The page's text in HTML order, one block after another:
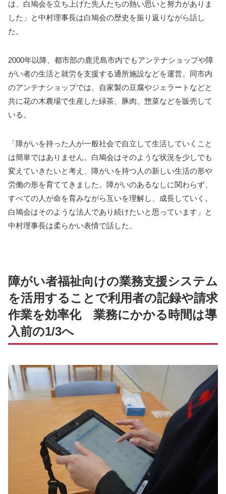
は、白鳩会を立ち上げた先人たちの熱い思いと努力がありま
した」と中村理事長は白鳩会の歴史を振り返りながら話し
た。
2000年以降、都市部の鹿児島市内でもアンテナショップや障
がい者の生活と就労を支援する通所施設などを運営。同市内
のアンテナショップでは、自家製の豆腐やジェラートなどと
共に花の木農場で生産した緑茶、豚肉、惣菜などを販売して
いる。
「障がいを持った人が一般社会で自立して生活していくこと
は簡単ではありません。白鳩会はそのような状況を少しでも
変えていきたいと考え、障がいを持つ人の新しい生活の形や
労働の形を育ててきました。障がいのあるなしに関わらず、
すべての人が命を育みながら互いを理解し、成長していく。
白鳩会はそのような法人であり続けたいと思っています」と
中村理事長は柔らかい表情で話した。
障がい者福祉向けの業務支援システム
を活用することで利用者の記録や請求
作業を効率化 業務にかかる時間は導
入前の1/3へ